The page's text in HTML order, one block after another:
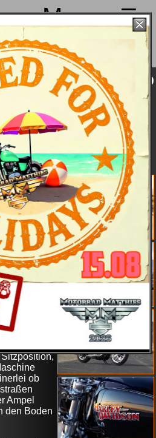
Menu
Power für
Super Low 1200
& Bildergalerie
einer so leichten Maschine mit
Handling haben Sie noch nie
Daten
Farben und
Preise
ist für die
mit
ob
Ampel
den Boden